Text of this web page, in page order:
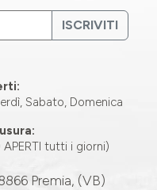
ISCRIVITI
Sabato, Domenica
tutti i giorni)
Premia, (VB)